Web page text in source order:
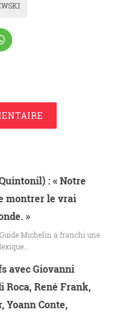
: « Notre
montrer le vrai
»
Michelin a franchi une
avec Giovanni
Roca, René Frank,
Yoann Conte,